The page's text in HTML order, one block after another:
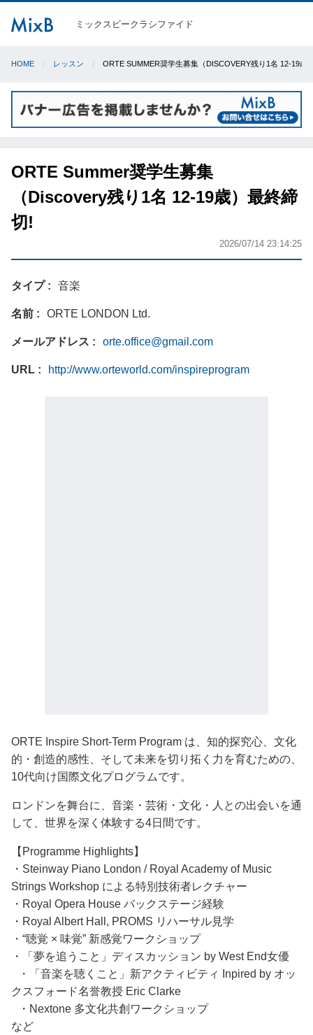
ミックスビークラシファイド
HOME レッスン ORTE SUMMER奨学生募集（DISCOVERY残り1名 12-19歳
ORTE Summer奨学生募集
（Discovery残り1名 12-19歳）最終締
切!
2026/07/14 23:14:25
タイプ 音楽
名前 ORTE LONDON Ltd.
メールアドレス orte.office@gmail.com
URL http://www.orteworld.com/inspireprogram
ORTE Inspire Short-Term Program は、知的探究心、文化
的・創造的感性、そして未来を切り拓く力を育むための、
10代向け国際文化プログラムです。
ロンドンを舞台に、音楽・芸術・文化・人との出会いを通
して、世界を深く体験する4日間です。
【Programme Highlights】
・Steinway Piano London / Royal Academy of Music
Strings Workshop による特別技術者レクチャー
・Royal Opera House バックステージ経験
・Royal Albert Hall, PROMS リハーサル見学
・“聴覚 × 味覚” 新感覚ワークショップ
・「夢を追うこと」ディスカッション by West End女優
・「音楽を聴くこと」新アクティビティ Inpired by オッ
クスフォード名誉教授 Eric Clarke
・Nextone 多文化共創ワークショップ
など